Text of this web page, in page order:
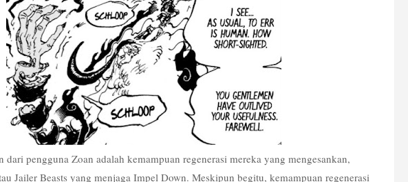
dari pengguna Zoan adalah kemampuan regenerasi mereka yang mengesankan,
Jailer Beasts yang menjaga Impel Down. Meskipun begitu, kemampuan regenerasi